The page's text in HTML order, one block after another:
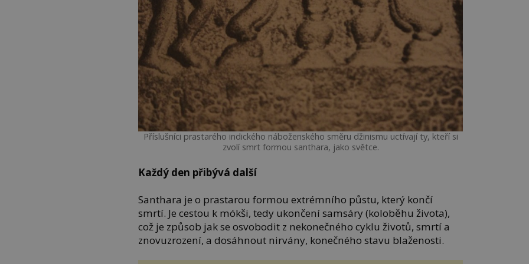
Příslušníci prastarého indického náboženského směru džinismu uctívají ty, kteří si
zvolí smrt formou santhara, jako světce.
Každý den přibývá další
Santhara je o prastarou formou extrémního půstu, který končí
smrtí. Je cestou k mókši, tedy ukončení samsáry (koloběhu života),
což je způsob jak se osvobodit z nekonečného cyklu životů, smrtí a
znovuzrození, a dosáhnout nirvány, konečného stavu blaženosti.